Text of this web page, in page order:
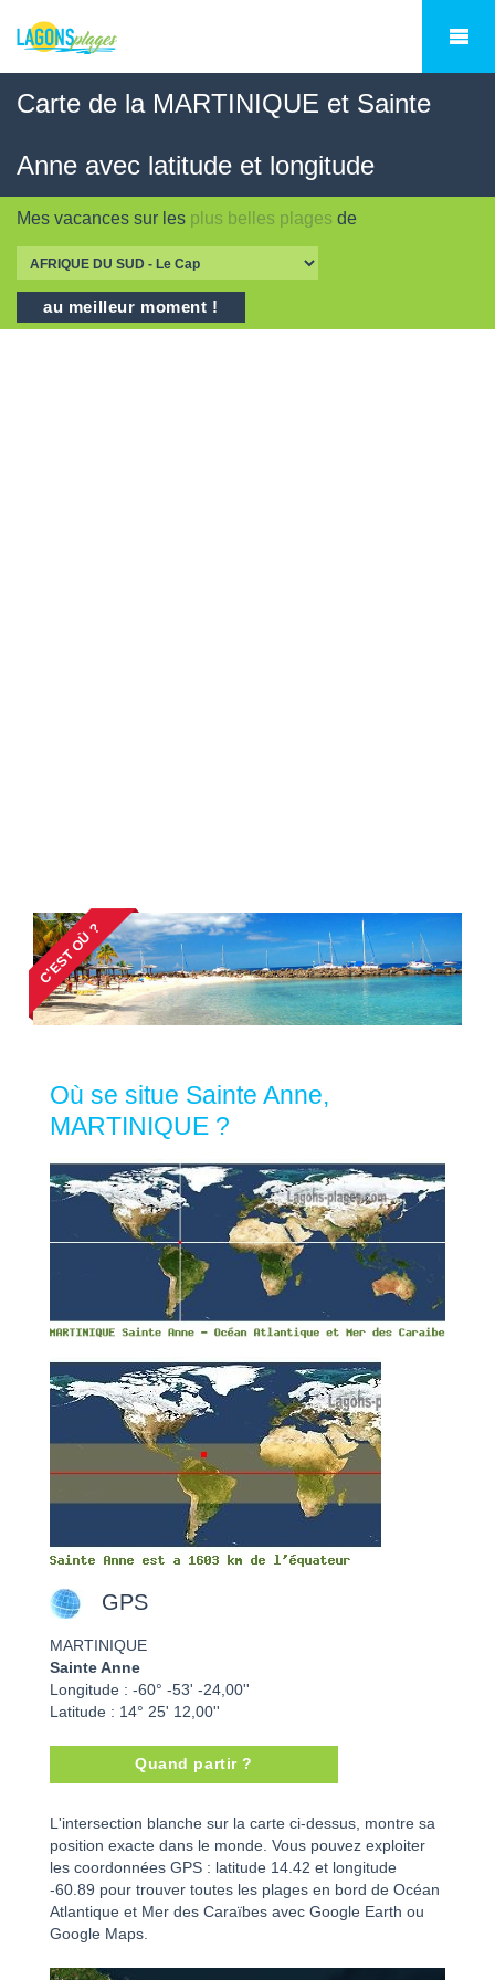
Carte de la MARTINIQUE et Sainte
Anne avec latitude et longitude
Mes vacances sur les plus belles plages de
au meilleur moment !
C'EST OÙ ?
Où se situe Sainte Anne,
MARTINIQUE ?
GPS
MARTINIQUE
Sainte Anne
Longitude : -60° -53' -24,00''
Latitude : 14° 25' 12,00''
Quand partir ?
L'intersection blanche sur la carte ci-dessus, montre sa
position exacte dans le monde. Vous pouvez exploiter
les coordonnées GPS : latitude 14.42 et longitude
-60.89 pour trouver toutes les plages en bord de Océan
Atlantique et Mer des Caraïbes avec Google Earth ou
Google Maps.